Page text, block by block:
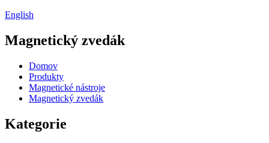
English
Magnetický zvedák
Domov
Produkty
Magnetické nástroje
Magnetický zvedák
Kategorie